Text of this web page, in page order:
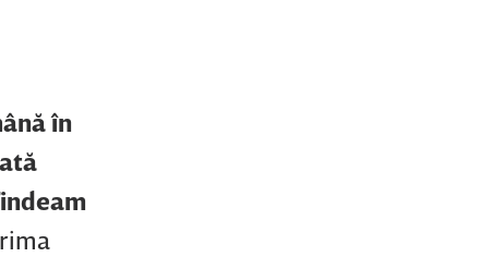
în